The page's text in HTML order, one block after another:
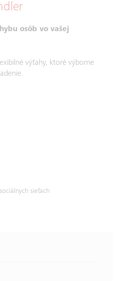
osôb vo vašej
výťahy, ktoré výborne
sieťach